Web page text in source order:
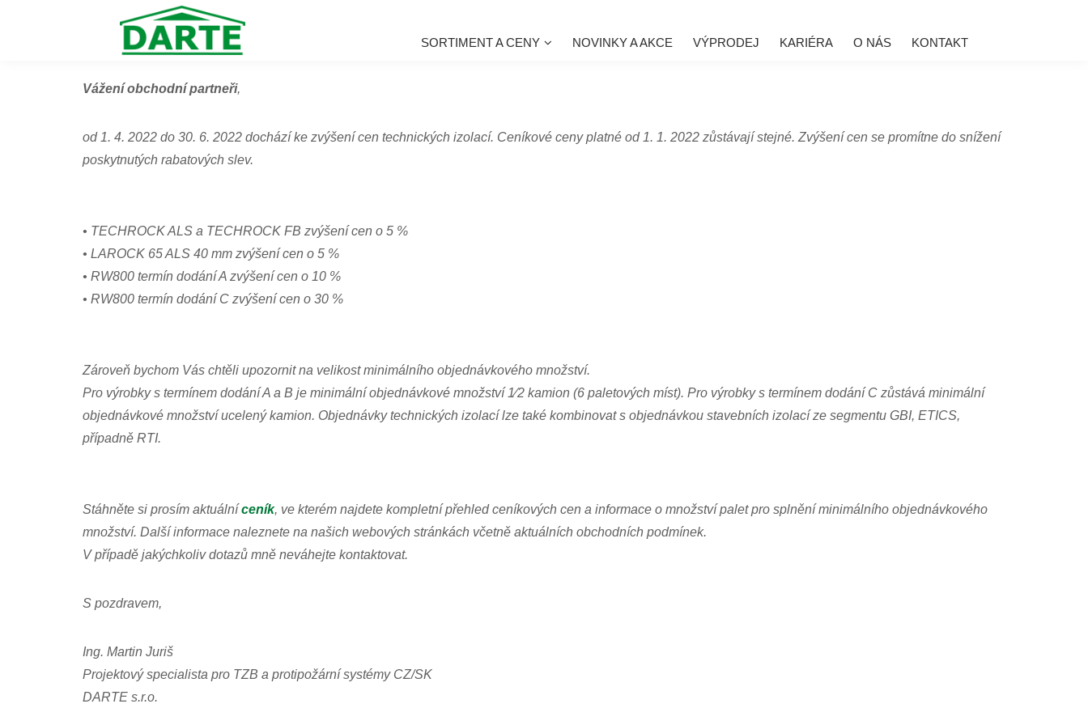
SORTIMENT A CENY NOVINKY A AKCE VÝPRODEJ KARIÉRA O NÁS KONTAKT
Vážení obchodní partneři,
od 1. 4. 2022 do 30. 6. 2022 dochází ke zvýšení cen technických izolací. Ceníkové ceny platné od 1. 1. 2022 zůstávají stejné. Zvýšení cen se promítne do snížení
poskytnutých rabatových slev.
• TECHROCK ALS a TECHROCK FB zvýšení cen o 5 %
• LAROCK 65 ALS 40 mm zvýšení cen o 5 %
• RW800 termín dodání A zvýšení cen o 10 %
• RW800 termín dodání C zvýšení cen o 30 %
Zároveň bychom Vás chtěli upozornit na velikost minimálního objednávkového množství.
Pro výrobky s termínem dodání A a B je minimální objednávkové množství 1⁄2 kamion (6 paletových míst). Pro výrobky s termínem dodání C zůstává minimální
objednávkové množství ucelený kamion. Objednávky technických izolací lze také kombinovat s objednávkou stavebních izolací ze segmentu GBI, ETICS,
případně RTI.
Stáhněte si prosím aktuálníceník, ve kterém najdete kompletní přehled ceníkových cen a informace o množství palet pro splnění minimálního objednávkového
množství. Další informace naleznete na našich webových stránkách včetně aktuálních obchodních podmínek.
V případě jakýchkoliv dotazů mně neváhejte kontaktovat.
S pozdravem,
Ing. Martin Juriš
Projektový specialista pro TZB a protipožární systémy CZ/SK
DARTE s.r.o.